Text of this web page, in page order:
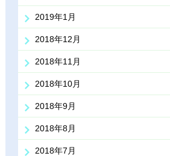
2019年1月
2018年12月
2018年11月
2018年10月
2018年9月
2018年8月
2018年7月